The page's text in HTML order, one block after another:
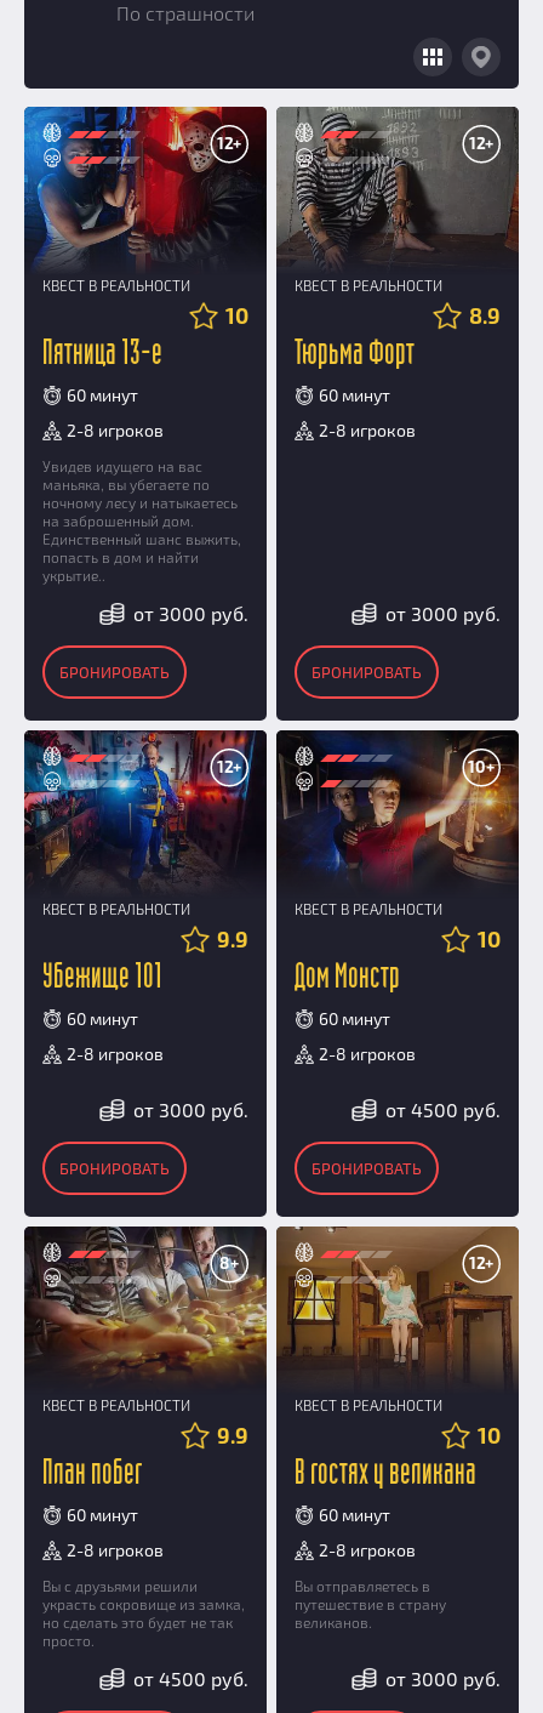
Добавить квест
По страшности
12+
КВЕСТ В РЕАЛЬНОСТИ
10
Пятница 13-е
60 минут
2-8 игроков
Увидев идущего на вас
маньяка, вы убегаете по
ночному лесу и натыкаетесь
на заброшенный дом.
Единственный шанс выжить,
попасть в дом и найти
укрытие..
от 3000 руб.
БРОНИРОВАТЬ
12+
КВЕСТ В РЕАЛЬНОСТИ
8.9
Тюрьма Форт
60 минут
2-8 игроков
от 3000 руб.
БРОНИРОВАТЬ
12+
КВЕСТ В РЕАЛЬНОСТИ
9.9
Убежище 101
60 минут
2-8 игроков
от 3000 руб.
БРОНИРОВАТЬ
10+
КВЕСТ В РЕАЛЬНОСТИ
10
Дом Монстр
60 минут
2-8 игроков
от 4500 руб.
БРОНИРОВАТЬ
8+
КВЕСТ В РЕАЛЬНОСТИ
9.9
План побег
60 минут
2-8 игроков
Вы с друзьями решили
украсть сокровище из замка,
но сделать это будет не так
просто.
от 4500 руб.
12+
КВЕСТ В РЕАЛЬНОСТИ
10
В гостях у великана
60 минут
2-8 игроков
Вы отправляетесь в
путешествие в страну
великанов.
от 3000 руб.